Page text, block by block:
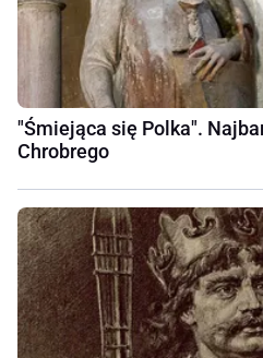
"Śmiejąca się Polka".
Chrobrego